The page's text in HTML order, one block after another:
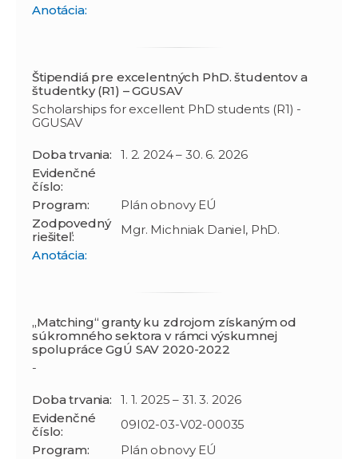
Anotácia:
Štipendiá pre excelentných PhD. študentov a
študentky (R1) – GGUSAV
Scholarships for excellent PhD students (R1) -
GGUSAV
Doba trvania:
1. 2. 2024 – 30. 6. 2026
Evidenčné
číslo:
Program:
Plán obnovy EÚ
Zodpovedný
riešiteľ:
Mgr. Michniak Daniel, PhD.
Anotácia:
„Matching“ granty ku zdrojom získaným od
súkromného sektora v rámci výskumnej
spolupráce GgÚ SAV 2020-2022
-
Doba trvania:
1. 1. 2025 – 31. 3. 2026
Evidenčné
číslo:
09I02-03-V02-00035
Program:
Plán obnovy EÚ